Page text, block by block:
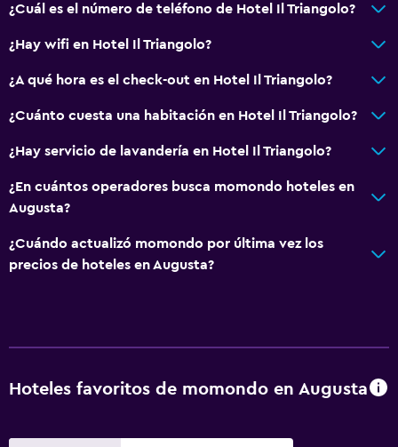
Mascotas permitidas bajo consulta (pueden aplicar cargos
extra)
Lavandería
Servicios de lavandería/tintorería
Tendedero
Zona de trabajo
Escritorio
Playa privada
¿Cuál es el número de teléfono de Hotel Il Triangolo?
¿Hay wifi en Hotel Il Triangolo?
¿A qué hora es el check-out en Hotel Il Triangolo?
¿Cuánto cuesta una habitación en Hotel Il Triangolo?
¿Hay servicio de lavandería en Hotel Il Triangolo?
¿En cuántos operadores busca momondo hoteles en
Augusta?
¿Cuándo actualizó momondo por última vez los
precios de hoteles en Augusta?
Hoteles favoritos de momondo en Augusta